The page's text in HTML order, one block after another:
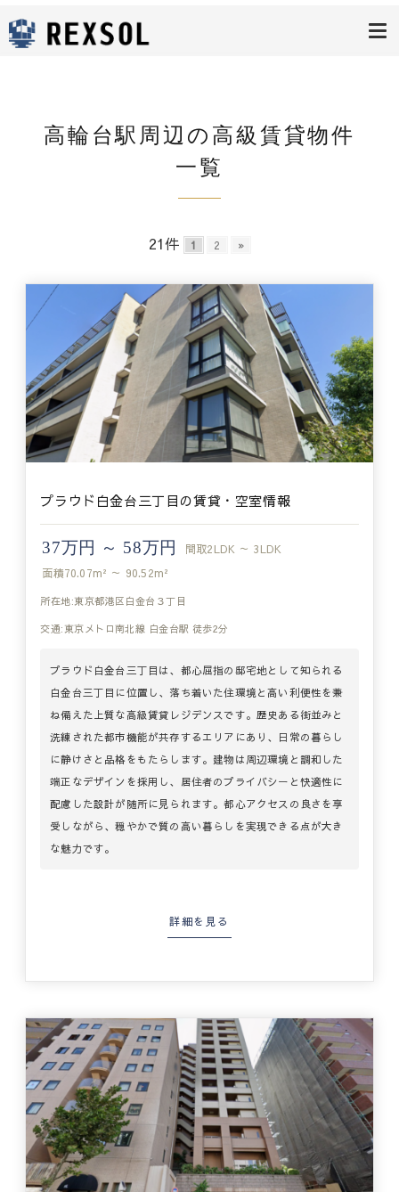
高級賃貸レク
ソル
高輪台駅周辺の高級賃貸物件
一覧
21件 1 2 »
プラウド白金台三丁目の賃貸・空室情報
37万円 ～ 58万円 間取2LDK ～ 3LDK
面積70.07m² ～ 90.52m²
所在地:東京都港区白金台３丁目
交通:東京メトロ南北線 白金台駅 徒歩2分
プラウド白金台三丁目は、都心屈指の邸宅地として知られる
白金台三丁目に位置し、落ち着いた住環境と高い利便性を兼
ね備えた上質な高級賃貸レジデンスです。歴史ある街並みと
洗練された都市機能が共存するエリアにあり、日常の暮らし
に静けさと品格をもたらします。建物は周辺環境と調和した
端正なデザインを採用し、居住者のプライバシーと快適性に
配慮した設計が随所に見られます。都心アクセスの良さを享
受しながら、穏やかで質の高い暮らしを実現できる点が大き
な魅力です。
詳細を見る